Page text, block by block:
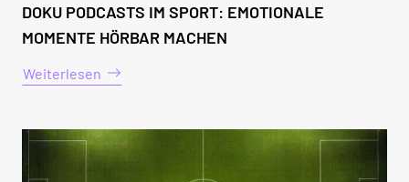
DOKU PODCASTS IM SPORT: EMOTIONALE
MOMENTE HÖRBAR MACHEN
Weiterlesen